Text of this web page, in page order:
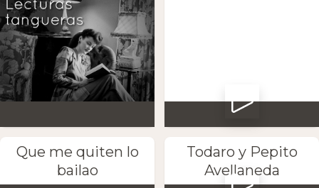
Que me quiten lo
bailao
Todaro y Pepito
Avellaneda